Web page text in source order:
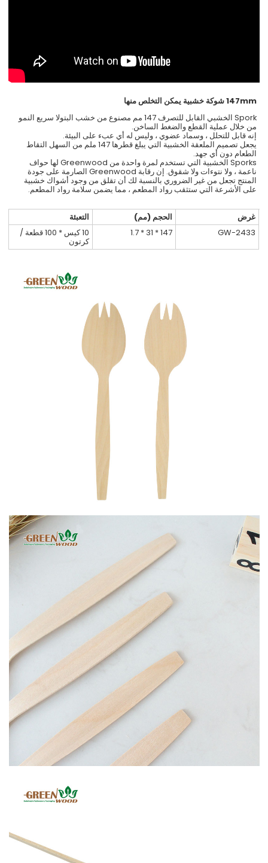
147mm شوكة خشبية يمكن التخلص منها
Spork الخشبي القابل للتصرف 147 مم مصنوع من خشب البتولا سريع النمو
من خلال عملية القطع والضغط الساخن.
إنه قابل للتحلل ، وسماد عضوي ، وليس له أي عبء على البيئة.
يجعل تصميم الملعقة الخشبية التي يبلغ قطرها 147 ملم من السهل التقاط
الطعام دون أي جهد.
Sporks الخشبية التي تستخدم لمرة واحدة من Greenwood لها حواف
ناعمة ، ولا نتوءات ولا شقوق. إن رقابة Greenwood الصارمة على جودة
المنتج تجعل من غير الضروري بالنسبة لك أن تقلق من وجود أشواك خشبية
على الأشرعة التي ستثقب رواد المطعم ، مما يضمن سلامة رواد المطعم.
غرض الحجم (مم)
التعبئة
GW-2433
147 * 31 * 1.7 10 كيس * 100 قطعة /
كرتون